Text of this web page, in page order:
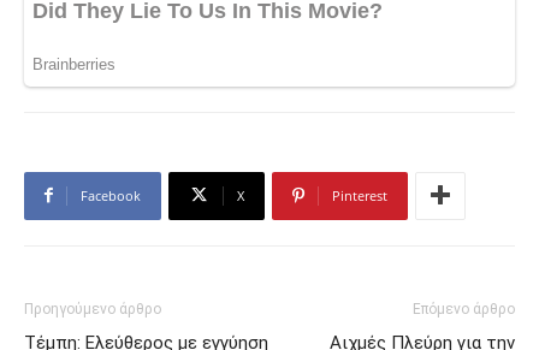
Facebook X Pinterest
Προηγούμενο άρθρο
Τέμπη: Ελεύθερος με εγγύηση
Επόμενο άρθρο
Αιχμές Πλεύρη για την